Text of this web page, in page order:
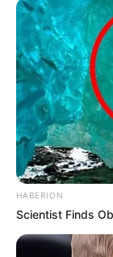
HABERION
Scientist Finds